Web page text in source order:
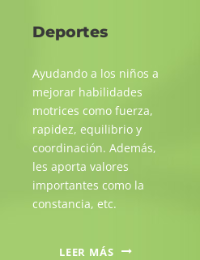
Deportes
Ayudando a los niños a
mejorar habilidades
motrices como fuerza,
rapidez, equilibrio y
coordinación. Además,
les aporta valores
importantes como la
constancia, etc.
LEER MÁS